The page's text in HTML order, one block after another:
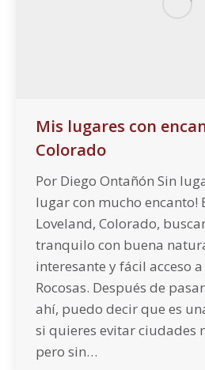
Mis lugares con
Colorado
Por Diego Ontañón Sin
lugar con mucho encanto!
Loveland, Colorado,
tranquilo con buena
interesante y fácil acceso
Rocosas. Después de
ahí, puedo decir que es
si quieres evitar ciudades
pero sin…